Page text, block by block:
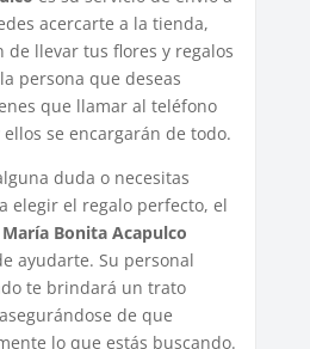
acercarte a la tienda,
de llevar tus flores y regalos
persona que deseas
que llamar al teléfono
ellos se encargarán de todo.
duda o necesitas
elegir el regalo perfecto, el
Bonita Acapulco
ayudarte. Su personal
te brindará un trato
de que
lo que estás buscando.